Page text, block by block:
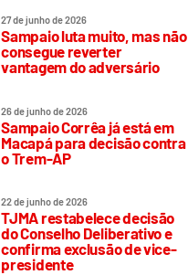
27 de junho de 2026
Sampaio luta muito, mas não
consegue reverter
vantagem do adversário
26 de junho de 2026
Sampaio Corrêa já está em
Macapá para decisão contra
o Trem-AP
22 de junho de 2026
TJMA restabelece decisão
do Conselho Deliberativo e
confirma exclusão de vice-
presidente